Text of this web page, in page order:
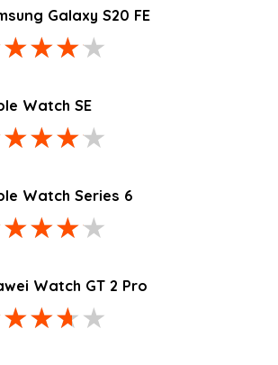
Galaxy S20 FE
Watch SE
Watch Series 6
Watch GT 2 Pro